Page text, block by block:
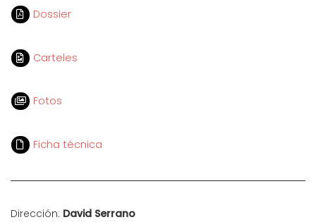
Dossier
Carteles
Fotos
Ficha técnica
Dirección: David Serrano